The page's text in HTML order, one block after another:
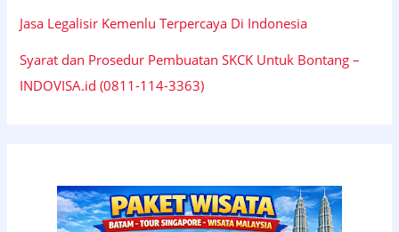
Jasa Legalisir Kemenlu Terpercaya Di Indonesia
Syarat dan Prosedur Pembuatan SKCK Untuk Bontang –
INDOVISA.id (0811-114-3363)